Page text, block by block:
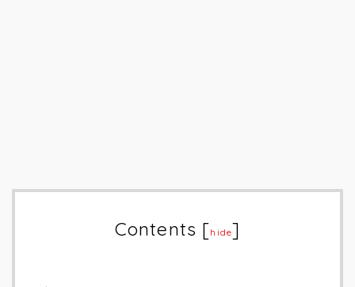
Contents [hide]